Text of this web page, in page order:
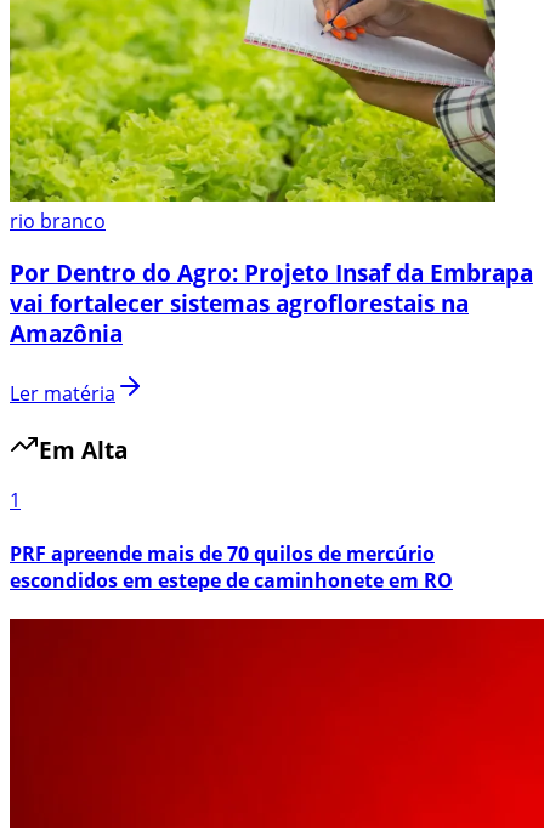
rio branco
Por Dentro do Agro: Projeto Insaf da Embrapa
vai fortalecer sistemas agroflorestais na
Amazônia
Ler matéria
Em Alta
1
PRF apreende mais de 70 quilos de mercúrio
escondidos em estepe de caminhonete em RO